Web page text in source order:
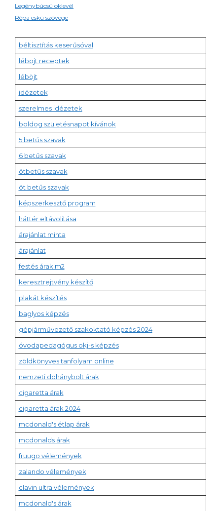
Legénybúcsú oklevél
Répa eskü szövege
béltisztítás keserűsóval
léböjt receptek
léböjt
idézetek
szerelmes idézetek
boldog születésnapot kívánok
5 betűs szavak
6 betűs szavak
ötbetűs szavak
öt betűs szavak
képszerkesztő program
háttér eltávolítása
árajánlat minta
árajánlat
festés árak m2
keresztrejtvény készítő
plakát készítés
baglyos képzés
gépjárművezető szakoktató képzés 2024
óvodapedagógus okj-s képzés
zöldkönyves tanfolyam online
nemzeti dohánybolt árak
cigaretta árak
cigaretta árak 2024
mcdonald's étlap árak
mcdonalds árak
fruugo vélemények
zalando vélemények
clavin ultra vélemények
mcdonald's árak